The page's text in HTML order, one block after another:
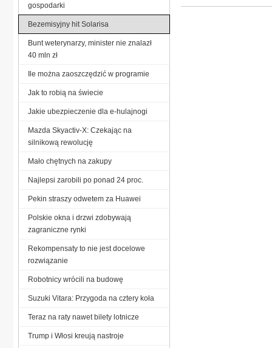
gospodarki
Bezemisyjny hit Solarisa
Bunt weterynarzy, minister nie znalazł
40 mln zł
Ile można zaoszczędzić w programie
Jak to robią na świecie
Jakie ubezpieczenie dla e-hulajnogi
Mazda Skyactiv-X: Czekając na
silnikową rewolucję
Mało chętnych na zakupy
Najlepsi zarobili po ponad 24 proc.
Pekin straszy odwetem za Huawei
Polskie okna i drzwi zdobywają
zagraniczne rynki
Rekompensaty to nie jest docelowe
rozwiązanie
Robotnicy wrócili na budowę
Suzuki Vitara: Przygoda na cztery koła
Teraz na raty nawet bilety lotnicze
Trump i Włosi kreują nastroje